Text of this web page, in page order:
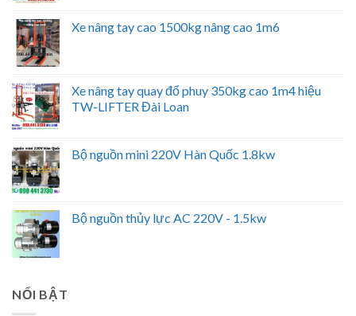
Xe nâng tay cao 1500kg nâng cao 1m6
Xe nâng tay quay đổ phuy 350kg cao 1m4 hiệu
TW-LIFTER Đài Loan
Bộ nguồn mini 220V Hàn Quốc 1.8kw
Bộ nguồn thủy lực AC 220V - 1.5kw
NỔI BẬT